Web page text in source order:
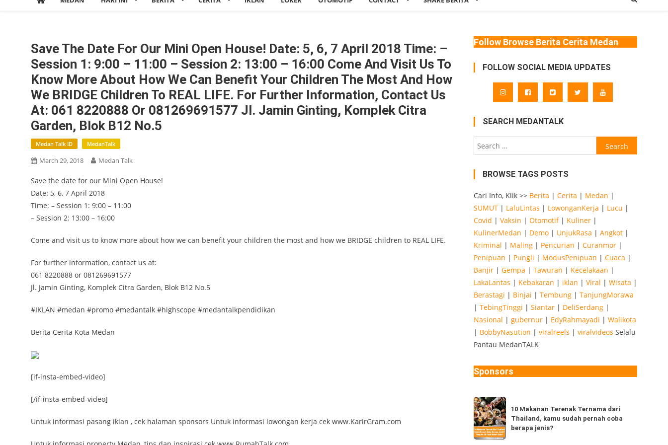
Save The Date For Our Mini Open House! Date: 5, 6, 7 April 2018 Time: –
Session 1: 9:00 – 11:00 – Session 2: 13:00 – 16:00 Come And Visit Us To
Know More About How We Can Benefit Your Children The Most And How
We BRIDGE Children To REAL LIFE. For Further Information, Contact Us
At: 061 8220888 Or 081269691577 Jl. Jamin Ginting, Komplek Citra
Garden, Blok B12 No.5
Medan Talk ID MedanTalk
March 29, 2018 Medan Talk
Save the date for our Mini Open House!
Date: 5, 6, 7 April 2018
Time: – Session 1: 9:00 – 11:00
– Session 2: 13:00 – 16:00
Come and visit us to know more about how we can benefit your children the most and how we BRIDGE children to REAL LIFE.
For further information, contact us at:
061 8220888 or 081269691577
Jl. Jamin Ginting, Komplek Citra Garden, Blok B12 No.5
#IKLAN #medan #promo #medantalk #highscope #medantalkpendidikan
Berita Cerita Kota Medan
[if-insta-embed-video]
[/if-insta-embed-video]
Untuk informasi pasang iklan , cek halaman sponsors Untuk informasi lowongan kerja cek www.KarirGram.com
Follow Browse Berita Cerita Medan
FOLLOW SOCIAL MEDIA UPDATES
SEARCH MEDANTALK
Search
for:
BROWSE TAGS POSTS
Cari Info, Klik >> Berita | Cerita | Medan |
SUMUT| LaluLintas | LowonganKerja | Lucu |
Covid | Vaksin | Otomotif| Kuliner|
KulinerMedan | Demo| UnjukRasa | Angkot|
Kriminal | Maling| Pencurian | Curanmor|
Penipuan | Pungli | ModusPenipuan | Cuaca |
Banjir| Gempa | Tawuran | Kecelakaan |
LakaLantas | Kebakaran | iklan | Viral | Wisata |
Berastagi | Binjai | Tembung| TanjungMorawa
| TebingTinggi | Siantar| DeliSerdang|
Nasional | gubernur| EdyRahmayadi | Walikota
| BobbyNasution | viralreels | viralvideos Selalu
Pantau MedanTALK
Sponsors
10
Makanan
Terenak
Ternama
10 Makanan Terenak Ternama dari
Thailand, kamu sudah pernah coba
berapa jenis?